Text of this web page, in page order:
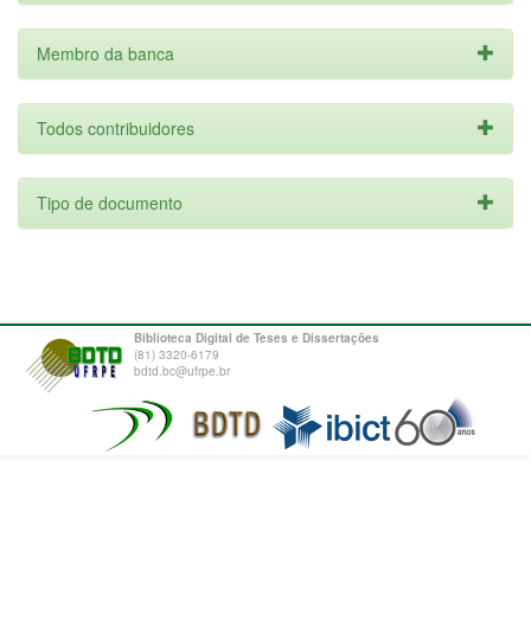
Membro da banca
Todos contribuidores
Tipo de documento
Biblioteca Digital de Teses e Dissertações
(81) 3320-6179
bdtd.bc@ufrpe.br